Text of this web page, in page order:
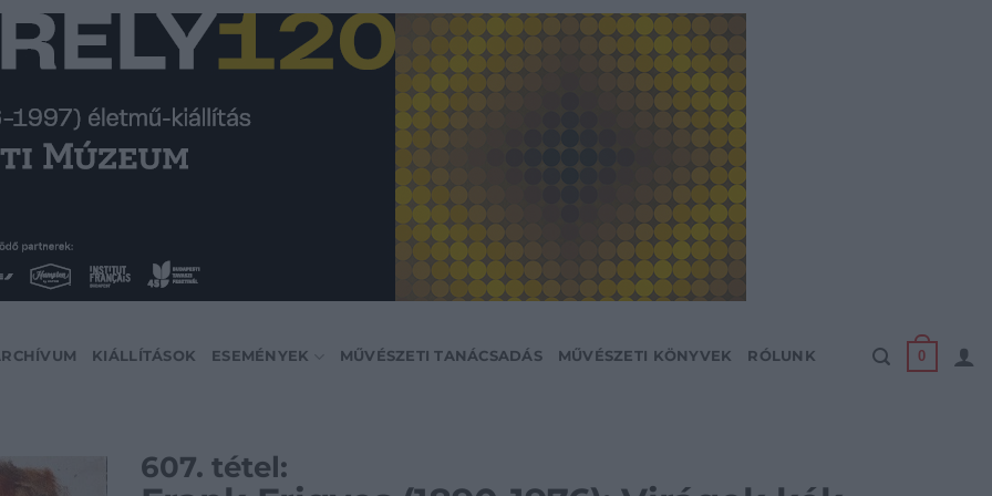
KIÁLLÍTÁSOK ESEMÉNYEK MŰVÉSZETI TANÁCSADÁS MŰVÉSZETI KÖNYVEK RÓLUNK 0
607. tétel: